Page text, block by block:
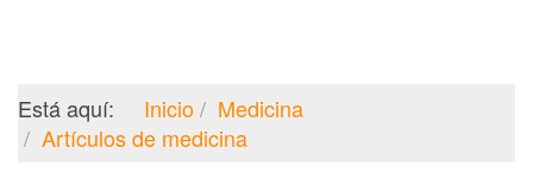
Está aquí: Inicio
Medicina
Artículos de medicina